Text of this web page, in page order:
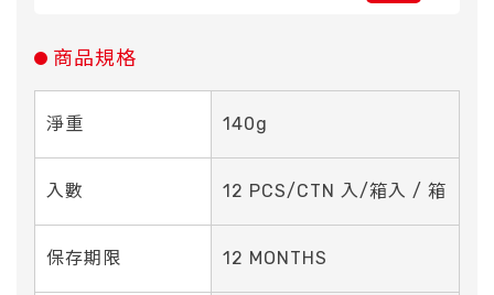
商品規格
淨重 140g
入數 12 PCS/CTN 入/箱入 / 箱
保存期限 12 MONTHS